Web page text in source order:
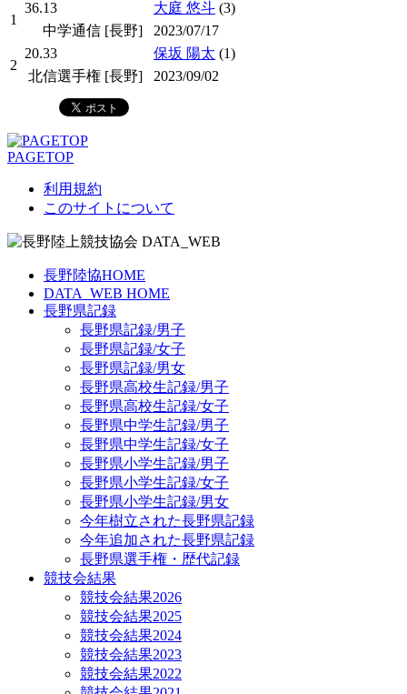
1
36.13 大庭 悠斗 (3)
中学通信 [長野]
2023/07/17
2
20.33 保坂 陽太 (1)
北信選手権 [長野]
2023/09/02
PAGETOP
利用規約
このサイトについて
長野陸協HOME
DATA_WEB HOME
長野県記録
長野県記録/男子
長野県記録/女子
長野県記録/男女
長野県高校生記録/男子
長野県高校生記録/女子
長野県中学生記録/男子
長野県中学生記録/女子
長野県小学生記録/男子
長野県小学生記録/女子
長野県小学生記録/男女
今年樹立された長野県記録
今年追加された長野県記録
長野県選手権・歴代記録
競技会結果
競技会結果2026
競技会結果2025
競技会結果2024
競技会結果2023
競技会結果2022